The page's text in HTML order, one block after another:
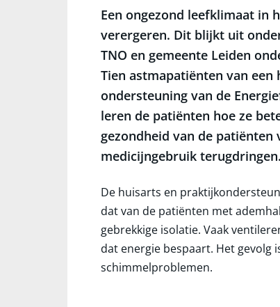
Een ongezond leefklimaat in
verergeren. Dit blijkt uit
TNO en gemeente Leiden
Tien astmapatiënten van
ondersteuning van de
leren de patiënten hoe ze
gezondheid van de
medicijngebruik terugdringen.
De huisarts en
dat van de patiënten met
gebrekkige isolatie. Vaak
dat energie bespaart. Het gevolg
schimmelproblemen.